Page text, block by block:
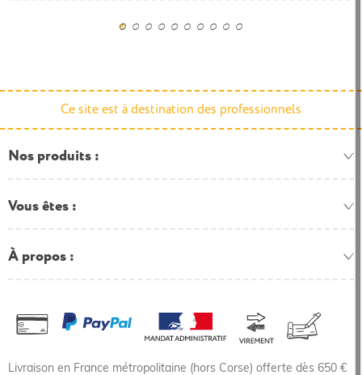
Ce site est à destination des professionnels
Nos produits
Vous êtes
À propos
Livraison en France métropolitaine (hors Corse) offerte dès 650 €